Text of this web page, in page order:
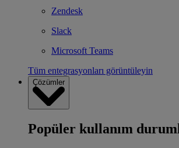
Zendesk
Slack
Microsoft Teams
Tüm entegrasyonları görüntüleyin
Çözümler
Popüler kullanım